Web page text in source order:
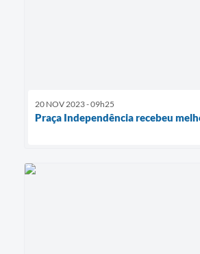
20 NOV 2023 - 09h25
Praça Independência recebeu